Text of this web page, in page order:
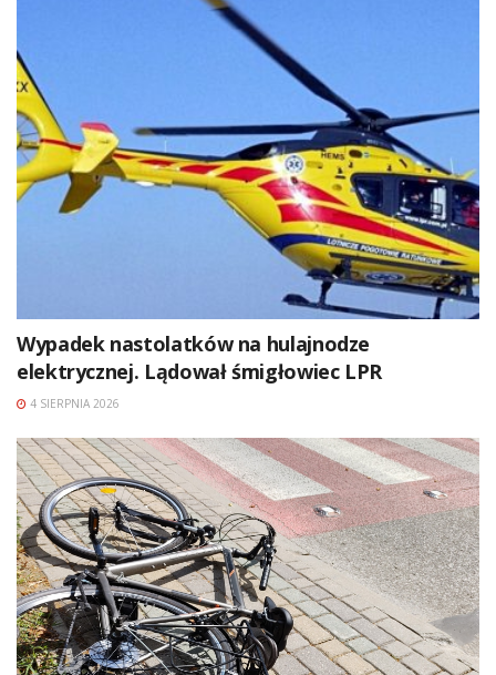
Wypadek nastolatków na hulajnodze
elektrycznej. Lądował śmigłowiec LPR
4 SIERPNIA 2026